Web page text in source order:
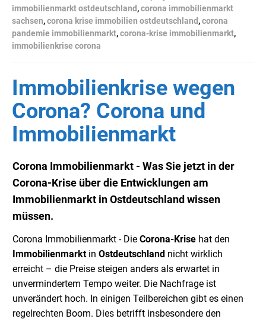
immobilienmarkt ostdeutschland ,corona immobilienmarkt
sachsen,corona krise immobilien ostdeutschland ,corona
pandemie immobilienmarkt,corona-krise immobilienmarkt,
immobilienkrise corona
Immobilienkrise wegen
Corona? Corona und
Immobilienmarkt
Corona Immobilienmarkt - Was Sie jetzt in der
Corona-Krise über die Entwicklungen am
Immobilienmarkt in Ostdeutschland wissen
müssen.
Corona Immobilienmarkt - Die Corona-Krise hat den
Immobilienmarktin Ostdeutschland nicht wirklich
erreicht – die Preise steigen anders als erwartet in
unvermindertem Tempo weiter. Die Nachfrage ist
unverändert hoch. In einigen Teilbereichen gibt es einen
regelrechten Boom. Dies betrifft insbesondere den